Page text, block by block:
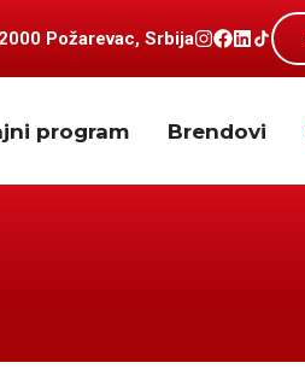
Požarevac, Srbija
program Brendovi